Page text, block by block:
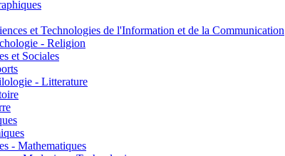
et Technologies de l'Information et de la Communication
- Religion
et Sociales
- Litterature
- Mathematiques